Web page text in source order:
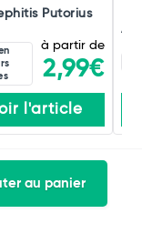
Putorius
à partir de
2,99€
l'article
au panier